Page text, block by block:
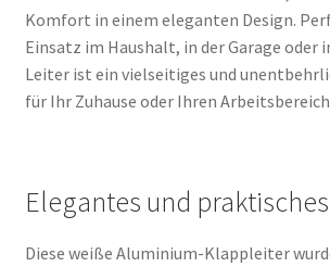
Komfort in einem eleganten Design.
Einsatz im Haushalt, in der Garage oder
Leiter ist ein vielseitiges und
für Ihr Zuhause oder Ihren
Elegantes und
Diese weiße Aluminium-Klappleiter